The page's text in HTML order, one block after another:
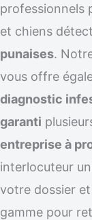
professionnels
et chiens
punaises.
vous offre
diagnostic
garanti
entreprise à
interlocuteur
votre dossier et
gamme pour